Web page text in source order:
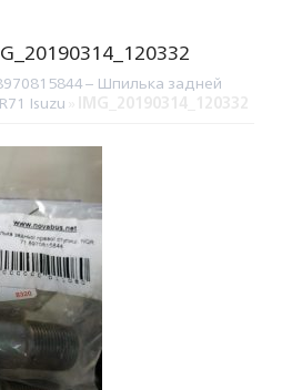
– Шпилька задней
Isuzu